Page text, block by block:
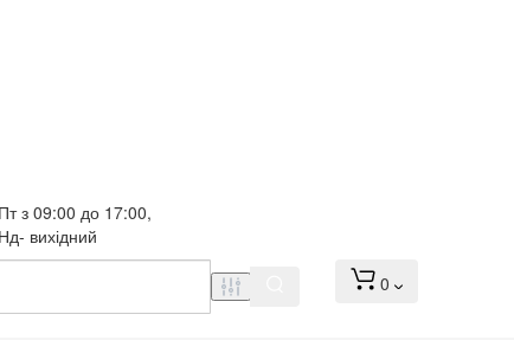
з 09:00 до 17:00,
вихідний
0